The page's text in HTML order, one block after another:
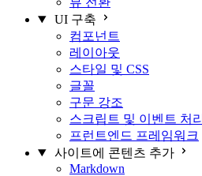
UI 구축
컴포넌트
레이아웃
스타일 및 CSS
글꼴
구문 강조
스크립트 및 이벤트 처리
프런트엔드 프레임워크
사이트에 콘텐츠 추가
Markdown